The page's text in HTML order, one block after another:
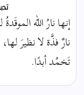
إنها نارُ الله
نارٌ فذَّة لا نظيرَ
تَخمُد أبدًا.